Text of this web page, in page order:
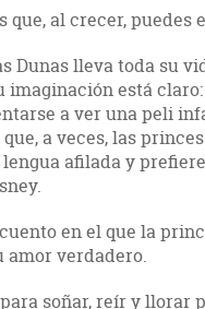
que, al crecer,
Dunas lleva toda su
imaginación está
a ver una peli
a veces, las
afilada y
en el que la
amor verdadero.
soñar, reír y llorar